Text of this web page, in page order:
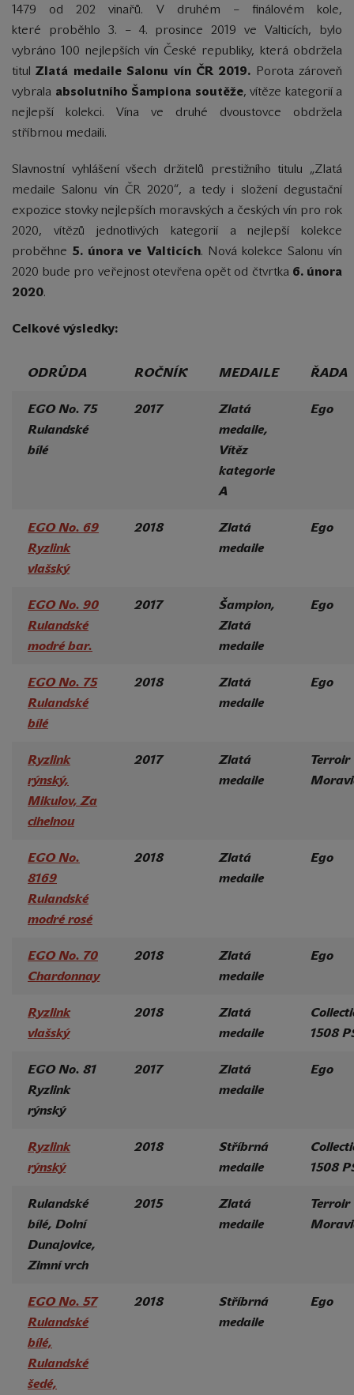
1479 od 202 vinařů. V druhém – finálovém kole,
které proběhlo 3. – 4. prosince 2019 ve Valticích,
bylo
vybráno 100 nejlepších vín České republiky, která obdržela
titul Zlatá medaile Salonu vín ČR 2019. Porota zároveň
vybrala absolutního Šampiona soutěže, vítěze kategorií a
nejlepší kolekci.
Vína ve druhé dvoustovce obdržela
stříbrnou medaili.
Slavnostní vyhlášení všech držitelů prestižního titulu „Zlatá
medaile Salonu vín ČR 2020“, a tedy i složení degustační
expozice stovky nejlepších moravských a českých vín pro rok
2020, vítězů jednotlivých kategorií a nejlepší kolekce
proběhne 5. února ve Valticích. Nová kolekce Salonu vín
2020 bude pro veřejnost otevřena opět od čtvrtka 6. února
2020.
Celkové výsledky:
ODRŮDA ROČNÍK MEDAILE ŘADA
EGO No. 75
Rulandské
bílé
2017
Zlatá
medaile,
Vítěz
kategorie
A
Ego
EGO No. 69
Ryzlink
vlašský
2018
Zlatá
medaile
Ego
EGO No. 90
Rulandské
modré bar.
2017
Šampion,
Zlatá
medaile
Ego
EGO No. 75
Rulandské
bílé
2018
Zlatá
medaile
Ego
Ryzlink
rýnský,
Mikulov, Za
cihelnou
2017
Zlatá
medaile
Terroir
EGO No.
8169
Rulandské
modré rosé
2018
Zlatá
medaile
Ego
EGO No. 70
Chardonnay
2018
Zlatá
medaile
Ego
Ryzlink
vlašský
2018
Zlatá
medaile
1508
EGO No. 81
Ryzlink
rýnský
2017
Zlatá
medaile
Ego
Ryzlink
rýnský
2018
Stříbrná
medaile
1508
Rulandské
bílé, Dolní
Dunajovice,
Zimní vrch
2015
Zlatá
medaile
Terroir
EGO No. 57
Rulandské
bílé,
Rulandské
šedé,
2018
Stříbrná
medaile
Ego